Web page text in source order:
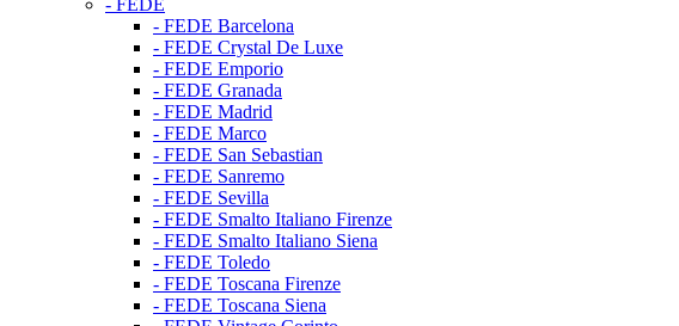
- FEDE
- FEDE Barcelona
- FEDE Crystal De Luxe
- FEDE Emporio
- FEDE Granada
- FEDE Madrid
- FEDE Marco
- FEDE San Sebastian
- FEDE Sanremo
- FEDE Sevilla
- FEDE Smalto Italiano Firenze
- FEDE Smalto Italiano Siena
- FEDE Toledo
- FEDE Toscana Firenze
- FEDE Toscana Siena